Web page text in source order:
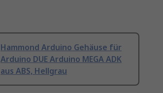
Hammond Arduino Gehäuse für
Arduino DUE Arduino MEGA ADK
aus ABS, Hellgrau